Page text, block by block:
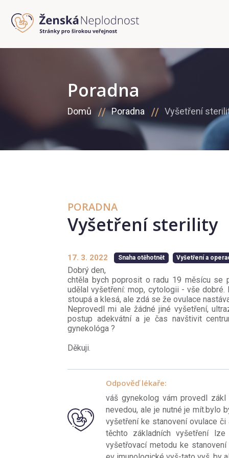
Poradna
Domů Poradna Vyšetření
PORADNA
Vyšetření sterility
17. 3. 2022 Snaha otěhotnět Vyšetření a
Dobrý den,
chtěla bych poprosit o radu 19 měsícu se
udělal vyšetření: mop, cytologii - vše
stoupá a klesá, ale zdá se že ovulace
Neprovedl mi ale žádné jiné vyšetření,
postup adekvátní a je čas navštivit
gynekológa ?
Děkuji.
Odpověď lékaře:
váš gynekolog vám provedl
nevedou, ale je nutné je mít.bylo
vyšetření ke stanovení ovulace
těchto základních vyšetření
vyšetřovací metodu ke